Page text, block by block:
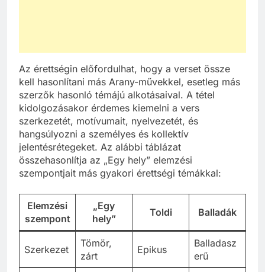
Az érettségin előfordulhat, hogy a verset össze
kell hasonlítani más Arany-művekkel, esetleg más
szerzők hasonló témájú alkotásaival. A tétel
kidolgozásakor érdemes kiemelni a vers
szerkezetét, motívumait, nyelvezetét, és
hangsúlyozni a személyes és kollektív
jelentésrétegeket. Az alábbi táblázat
összehasonlítja az „Egy hely” elemzési
szempontjait más gyakori érettségi témákkal:
Elemzési
szempont
„Egy
hely”
Toldi Balladák
Szerkezet
Tömör,
zárt
Epikus
Balladasz
erű